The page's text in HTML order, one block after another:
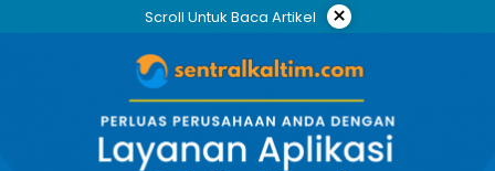
Scroll Untuk Baca Artikel ×